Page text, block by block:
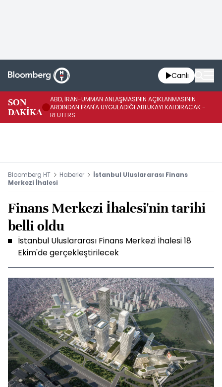
Canlı
SON
DAKİKA
ABD, İRAN-UMMAN ANLAŞMASININ AÇIKLANMASININ
ARDINDAN İRAN'A UYGULADIĞI ABLUKAYI KALDIRACAK -
REUTERS
Bloomberg HT Haberler
İstanbul Uluslararası Finans
Merkezi İhalesi
Finans Merkezi İhalesi'nin tarihi
belli oldu
İstanbul Uluslararası Finans Merkezi İhalesi 18
Ekim'de gerçekleştirilecek